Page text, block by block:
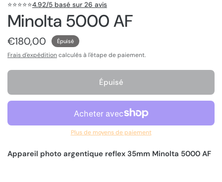
⭐️⭐️⭐️⭐️⭐️4.92/5 basé sur 26 avis
Minolta 5000 AF
€180,00 Épuisé
Frais d'expédition calculés à l'étape de paiement.
Épuisé
Plus de moyens de paiement
Appareil photo argentique reflex 35mm Minolta 5000 AF